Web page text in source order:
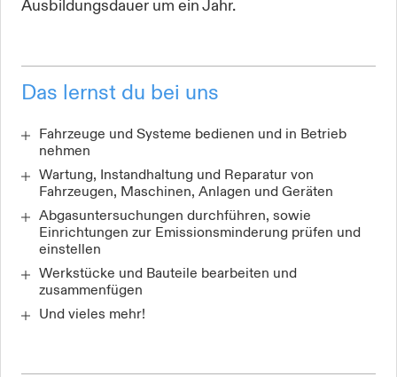
Ausbildungsdauer um ein Jahr.
Das lernst du bei uns
Fahrzeuge und Systeme bedienen und in Betrieb
nehmen
Wartung, Instandhaltung und Reparatur von
Fahrzeugen, Maschinen, Anlagen und Geräten
Abgasuntersuchungen durchführen, sowie
Einrichtungen zur Emissionsminderung prüfen und
einstellen
Werkstücke und Bauteile bearbeiten und
zusammenfügen
Und vieles mehr!